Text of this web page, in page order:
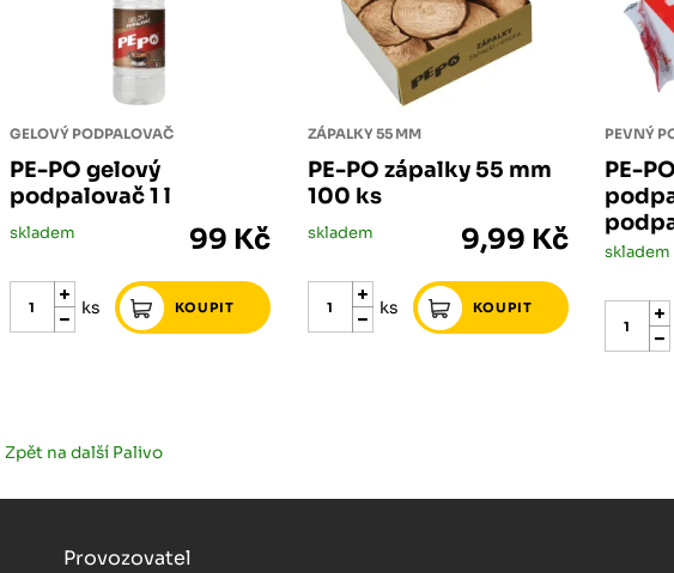
GELOVÝ PODPALOVAČ
PE-PO gelový
podpalovač 1 l
skladem 99 Kč
ks
ZÁPALKY 55 MM
PE-PO zápalky 55 mm
100 ks
skladem 9,99 Kč
ks
PEVNÝ
PE-
skladem
Zpět na další Palivo
Provozovatel